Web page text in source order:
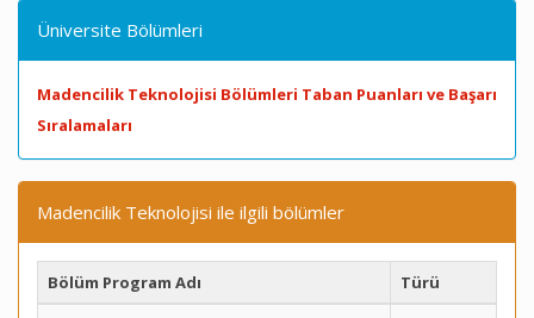
Üniversite Bölümleri
Madencilik Teknolojisi Bölümleri Taban Puanları ve Başarı
Sıralamaları
Madencilik Teknolojisi ile ilgili bölümler
Bölüm Program Adı
Türü